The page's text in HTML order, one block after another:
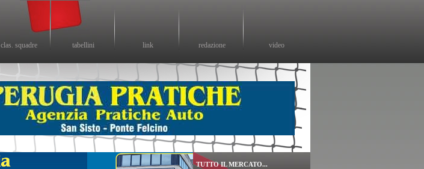
clas. squadre tabellini link redazione video
TUTTO IL MERCATO...